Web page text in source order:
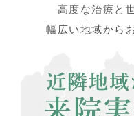
高度な治療と
幅広い地域から